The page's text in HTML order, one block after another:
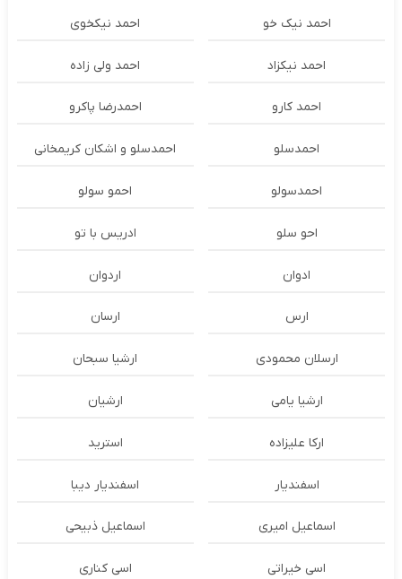
احمد نیک خو احمد نیکخوی
احمد نیکزاد احمد ولی زاده
احمد کارو احمدرضا پاکرو
احمدسلو احمدسلو و اشکان کریمخانی
احمدسولو احمو سولو
احو سلو ادریس با تو
ادوان اردوان
ارس ارسان
ارسلان محمودی ارشیا سبحان
ارشیا یامی ارشیان
ارکا علیزاده استرید
اسفندیار اسفندیار دیبا
اسماعیل امیری اسماعیل ذبیحی
اسی خیراتی اسی کناری